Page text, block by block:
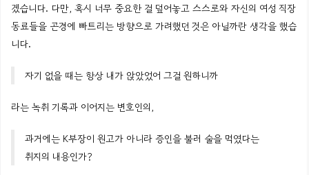
겠습니다. 다만, 혹시 너무 중요한 걸 덮어놓고 스스로와 자신의 여성 직장
동료들을 곤경에 빠트리는 방향으로 가려했던 것은 아닐까란 생각을 했습
니다.
자기 없을 때는 항상 내가 앉았었어 그걸 원하니까
라는 녹취 기록과 이어지는 변호인의,
과거에는 K부장이 원고가 아니라 증인을 불러 술을 먹였다는
취지의 내용인가?